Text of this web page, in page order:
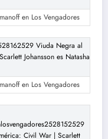
en Los Vengadores
en Los Vengadores